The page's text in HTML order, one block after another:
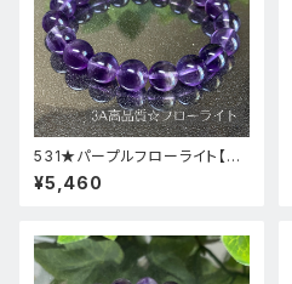
531★パープルフローライト【高
品質・高透明度】天然石パワース
トーンブレスレット新品
¥5,460